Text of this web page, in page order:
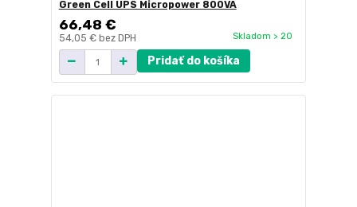
Green Cell UPS Micropower 800VA
66,48 €
54,05 € bez DPH Skladom > 20
Pridať do košíka